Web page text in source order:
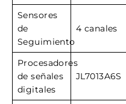
Sensores
de
Seguimiento
4 canales
Procesadores
de señales
digitales
JL7013A6S